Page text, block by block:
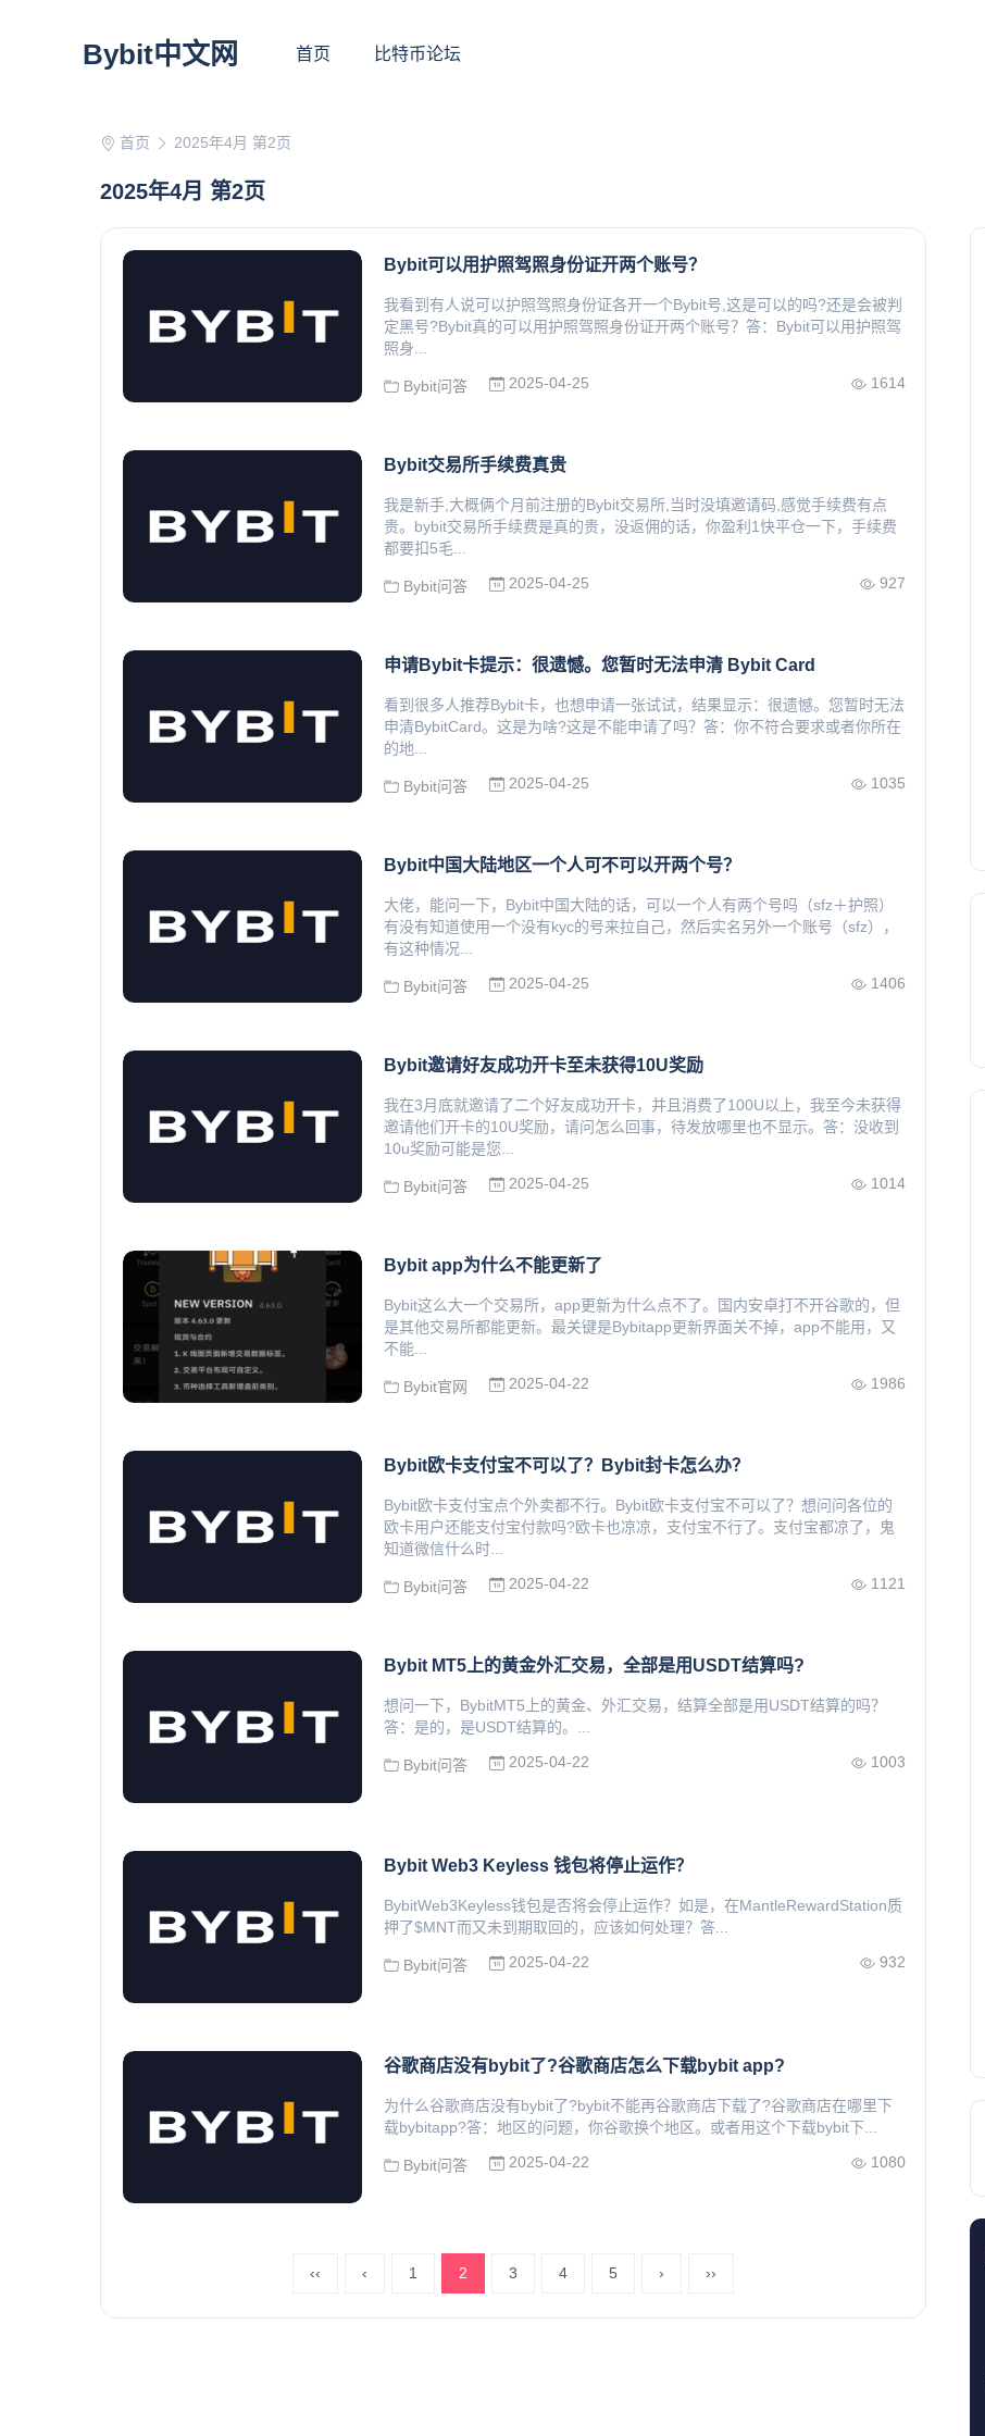
Bybit中文网 首页 比特币论坛
首页 2025年4月 第2页
2025年4月 第2页
Bybit可以用护照驾照身份证开两个账号？
我看到有人说可以护照驾照身份证各开一个Bybit号,这是可以的吗?还是会被判
定黑号?Bybit真的可以用护照驾照身份证开两个账号？答：Bybit可以用护照驾
照身...
Bybit问答 2025-04-25 1614
Bybit交易所手续费真贵
我是新手,大概俩个月前注册的Bybit交易所,当时没填邀请码,感觉手续费有点
贵。bybit交易所手续费是真的贵，没返佣的话，你盈利1快平仓一下，手续费
都要扣5毛...
Bybit问答 2025-04-25 927
申请Bybit卡提示：很遗憾。您暂时无法申清 Bybit Card
看到很多人推荐Bybit卡，也想申请一张试试，结果显示：很遗憾。您暂时无法
申清BybitCard。这是为啥?这是不能申请了吗？答：你不符合要求或者你所在
的地...
Bybit问答 2025-04-25 1035
​Bybit中国大陆地区一个人可不可以开两个号？
大佬，能问一下，Bybit中国大陆的话，可以一个人有两个号吗（sfz＋护照）
有没有知道使用一个没有kyc的号来拉自己，然后实名另外一个账号（sfz），
有这种情况...
Bybit问答 2025-04-25 1406
Bybit邀请好友成功开卡至未获得10U奖励
我在3月底就邀请了二个好友成功开卡，并且消费了100U以上，我至今未获得
邀请他们开卡的10U奖励，请问怎么回事，待发放哪里也不显示。答：没收到
10u奖励可能是您...
Bybit问答 2025-04-25 1014
Bybit app为什么不能更新了
Bybit这么大一个交易所，app更新为什么点不了。国内安卓打不开谷歌的，但
是其他交易所都能更新。最关键是Bybitapp更新界面关不掉，app不能用，又
不能...
Bybit官网 2025-04-22 1986
Bybit欧卡支付宝不可以了？Bybit封卡怎么办？
Bybit欧卡支付宝点个外卖都不行。Bybit欧卡支付宝不可以了？想问问各位的
欧卡用户还能支付宝付款吗?欧卡也凉凉，支付宝不行了。支付宝都凉了，鬼
知道微信什么时...
Bybit问答 2025-04-22 1121
Bybit MT5上的黄金外汇交易，全部是用USDT结算吗?
想问一下，BybitMT5上的黄金、外汇交易，结算全部是用USDT结算的吗？
答：是的，是USDT结算的。...
Bybit问答 2025-04-22 1003
Bybit Web3 Keyless 钱包将停止运作？
BybitWeb3Keyless钱包是否将会停止运作？如是，在MantleRewardStation质
押了$MNT而又未到期取回的，应该如何处理？答...
Bybit问答 2025-04-22 932
谷歌商店没有bybit了?谷歌商店怎么下载bybit app?
为什么谷歌商店没有bybit了?bybit不能再谷歌商店下载了?谷歌商店在哪里下
载bybitapp?答：地区的问题，你谷歌换个地区。或者用这个下载bybit下...
Bybit问答 2025-04-22 1080
‹‹ ‹ 1 2 3 4 5 › ››